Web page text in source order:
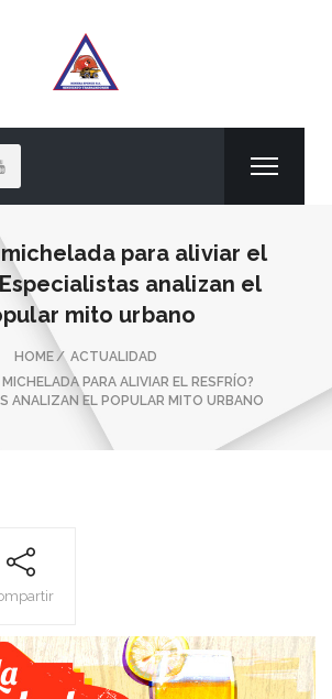
para aliviar el
analizan el
mito urbano
HOME
ACTUALIDAD
PARA ALIVIAR EL RESFRÍO?
ANALIZAN EL POPULAR MITO URBANO